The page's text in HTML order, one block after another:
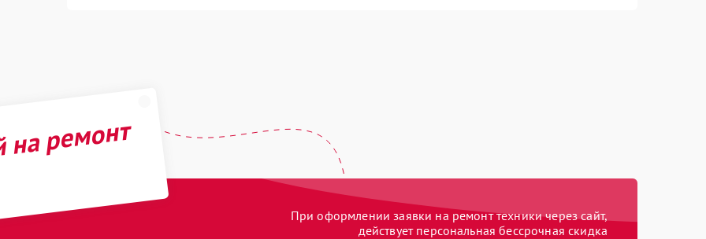
ремонт
При оформлении заявки на ремонт техники через сайт,
действует персональная бессрочная скидка